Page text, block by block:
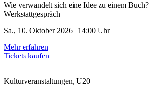
Wie verwandelt sich eine Idee zu einem Buch?
Werkstattgespräch
Sa., 10. Oktober 2026 | 14:00 Uhr
Mehr erfahren
Tickets kaufen
Kulturveranstaltungen, U20